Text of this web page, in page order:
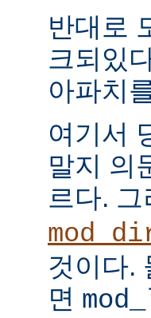
반대로
크되있
아파치
여기서
말지 의
르다. 그
것이다.
면